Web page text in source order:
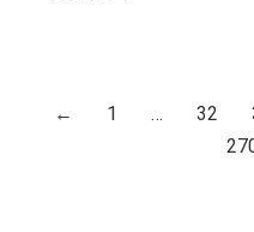
← 1 … 32